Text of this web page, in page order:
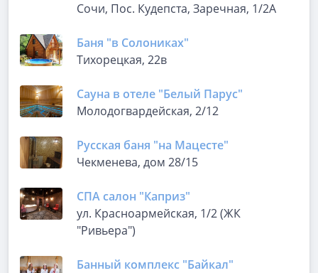
Сочи, Пос. Кудепста, Заречная, 1/2А
Баня "в Солониках"
Тихорецкая, 22в
Сауна в отеле "Белый Парус"
Молодогвардейская, 2/12
Русская баня "на Мацесте"
Чекменева, дом 28/15
СПА салон "Каприз"
ул. Красноармейская, 1/2 (ЖК
"Ривьера")
Банный комплекс "Байкал"